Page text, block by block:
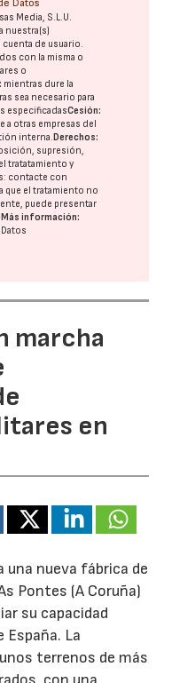
Datos
Media, S.L.U.
nuestra(s)
de usuario.
con la misma o
o
mientras dure la
sea necesario para
especificadasCesión:
a otras empresas del
interna. Derechos:
supresión,
tratatamiento y
contacte con
que el tratamiento no
puede presentar
Más información:
marcha
en
una nueva fábrica de
Pontes (A Coruña)
su capacidad
La
terrenos de más